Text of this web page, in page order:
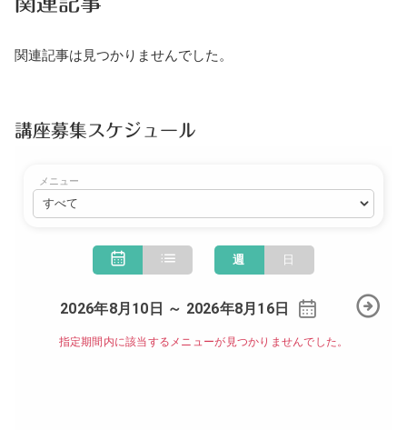
関連記事は見つかりませんでした。
講座募集スケジュール